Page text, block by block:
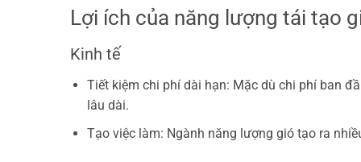
Lợi ích của năng lượng tái tạo
Kinh tế
Tiết kiệm chi phí dài hạn: Mặc dù chi phí ban
lâu dài.
Tạo việc làm: Ngành năng lượng gió tạo ra